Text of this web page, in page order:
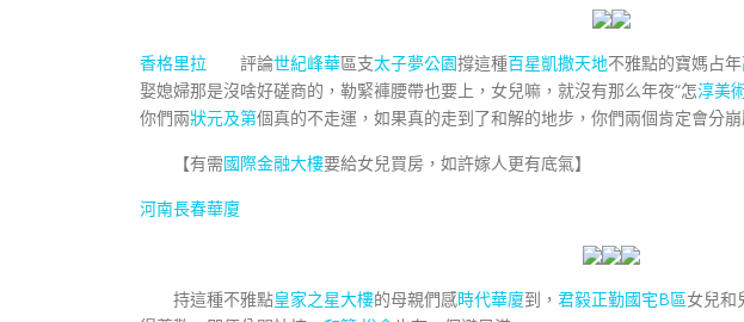
香格里拉 評論世紀峰華區支太子夢公園撐這種百星凱撒天地不雅點的寶媽占年
娶媳婦那是沒啥好磋商的，勒緊褲腰帶也要上，女兒嘛，就沒有那么年夜“怎淳美
你們兩狀元及第個真的不走運，如果真的走到了和解的地步，你們兩個肯定會分
【有需國際金融大樓要給女兒買房，如許嫁人更有底氣】
河南長春華廈
持這種不雅點皇家之星大樓的母親們感時代華廈到， 君毅正勤國宅B區女兒和